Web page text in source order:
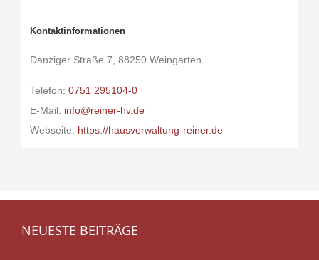
Kontaktinformationen
Danziger Straße 7, 88250 Weingarten
Telefon: 0751 295104-0
E-Mail: info@reiner-hv.de
Webseite: https://hausverwaltung-reiner.de
NEUESTE BEITRÄGE